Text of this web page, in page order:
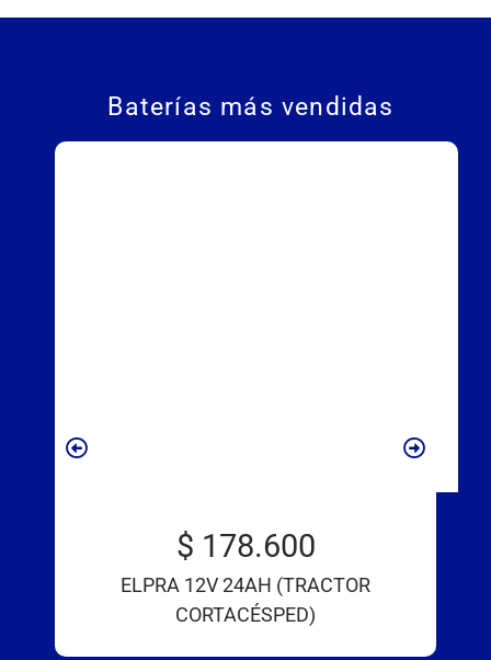
Baterías más vendidas
$ 178.600
ELPRA 12V 24AH (TRACTOR
CORTACÉSPED)